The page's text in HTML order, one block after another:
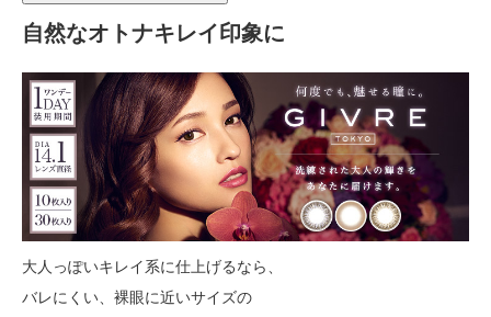
自然なオトナキレイ印象に
大人っぽいキレイ系に仕上げるなら、
バレにくい、裸眼に近いサイズの